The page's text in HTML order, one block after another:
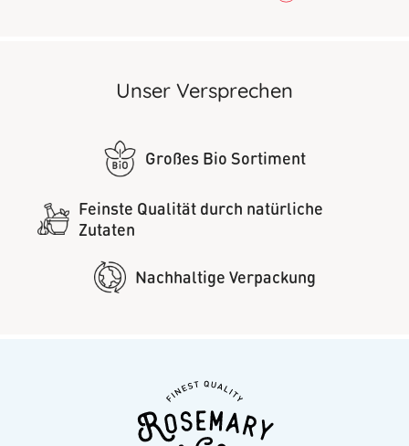
Unser Versprechen
Großes Bio Sortiment
Feinste Qualität durch natürliche
Zutaten
Nachhaltige Verpackung